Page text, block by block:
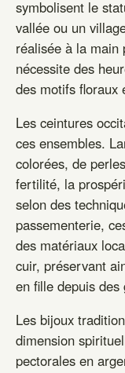
symbolisent le
vallée ou un
réalisée à la main
nécessite des
des motifs floraux
Les ceintures
ces ensembles.
colorées, de
fertilité, la
selon des
passementerie,
des matériaux
cuir, préservant
en fille depuis des
Les bijoux
dimension
pectorales en